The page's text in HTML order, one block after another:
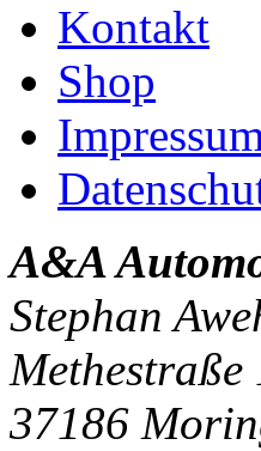
Kontakt
Shop
A&A
Stephan
Methestraße
37186